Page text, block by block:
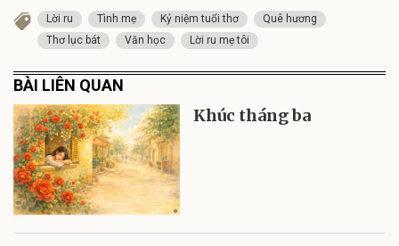
Lời ru Tình mẹ Kỷ niệm tuổi thơ
Quê hương
Thơ lục bát
Văn học Lời ru mẹ tôi
BÀI LIÊN QUAN
Khúc tháng ba